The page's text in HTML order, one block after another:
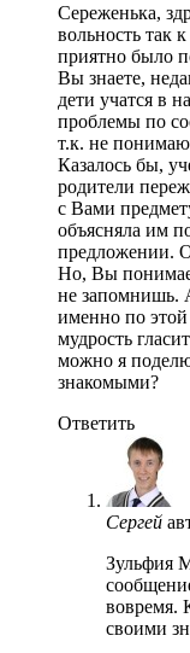
Сереженька,
вольность так
приятно было
Вы знаете,
дети учатся в
проблемы по
т.к. не
Казалось бы,
родители
с Вами
объясняла им
предложении.
Но, Вы
не запомнишь.
именно по
мудрость
можно я
знакомыми?
Ответить
Сергей
Зульфия
вовремя.
своими